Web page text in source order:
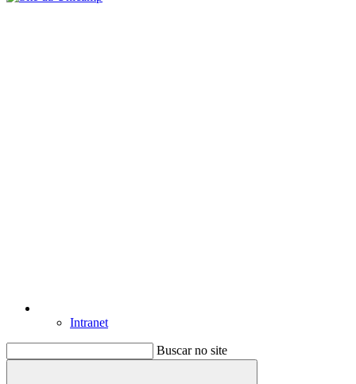
Intranet
Buscar no site